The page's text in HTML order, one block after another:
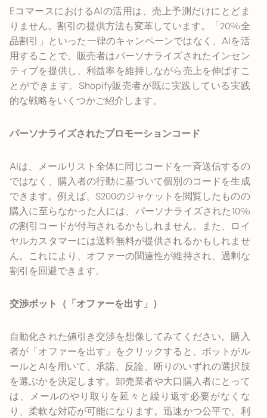
EコマースにおけるAIの活用は、売上予測だけにとどま
りません。割引の提供方法も変革しています。「20%全
品割引」といった一律のキャンペーンではなく、AIを活
用することで、販売者はパーソナライズされたインセン
ティブを提供し、利益率を維持しながら売上を伸ばすこ
とができます。Shopify販売者が既に実践している実践
的な戦略をいくつかご紹介します。
パーソナライズされたプロモーションコード
AIは、メールリスト全体に同じコードを一斉送信するの
ではなく、購入者の行動に基づいて個別のコードを生成
できます。例えば、$200のジャケットを閲覧したものの
購入に至らなかった人には、パーソナライズされた10%
の割引コードが付与されるかもしれません。また、ロイ
ヤルカスタマーには送料無料が提供されるかもしれませ
ん。これにより、オファーの関連性が維持され、過剰な
割引を回避できます。
交渉ボット（「オファーを出す」）
自動化された値引き交渉を想像してみてください。購入
者が「オファーを出す」をクリックすると、ボットがル
ールとAIを用いて、承諾、反論、断りのいずれの選択肢
を選ぶかを決定します。卸売業者や大口購入者にとって
は、メールのやり取りを延々と繰り返す必要がなくな
り、柔軟な対応が可能になります。迅速かつ公平で、利